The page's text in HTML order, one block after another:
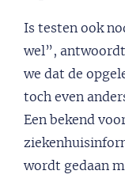
Is testen ook
wel”,
we dat de
toch even
Een bekend
wordt gedaan